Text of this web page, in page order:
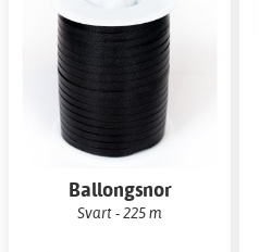
Ballongsnor
Svart - 225 m